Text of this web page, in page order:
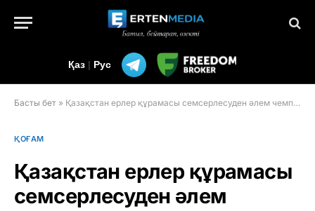
Қаз | Рус
Басты бет » Қазақстан ерлер құрамасы семсерлесуден әлем чемпионатында қола медаль иеленді
ҚОҒАМ
Қазақстан ерлер құрамасы
семсерлесуден әлем